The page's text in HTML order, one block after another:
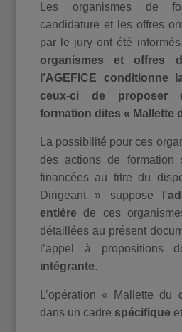
Les organismes de
candidature et les offres
par le jury ont été informés.
organismes et offres
l’AGEFICE conditionne
ceux-ci de proposer
formation dites « Mallette
La possibilité pour ces
des actions de formation
financées au titre du
Dirigeant » suppose l’
entière de ces
détaillées au présent
l’appel à propositions
intégrante.
L’opération « Mallette du
dans un cadre spécifique